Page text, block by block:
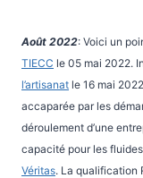
Août 2022: Voici un
TIECC le 05 mai 2022.
l’artisanat le 16 mai
accaparée par les
déroulement d’une
capacité pour les
Véritas. La qualification